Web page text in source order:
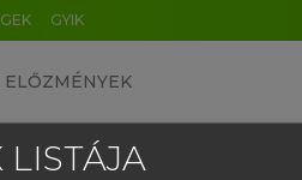
GYIK
ELŐZMÉNYEK
LISTÁJA